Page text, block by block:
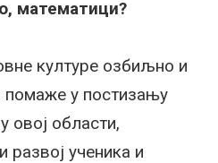
математици?
културе озбиљно и
у постизању
области,
развој ученика и